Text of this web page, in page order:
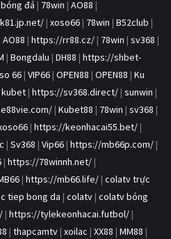
đá | 78win | AO88 |
| xoso66 | 78win | B52club |
AO88 | https://rr88.cz/ | 78win | sv368 |
| Bongdalu | DH88 | https://shbet-
66 | VIP66 | OPEN88 | OPEN88 | Ku
kubet | https://sv368.direct/ | sunwin |
| Kubet88 | 78win | sv368 |
| https://keonhacai55.bet/ |
| Sv368 | Vip66 | https://mb66p.com/ |
| https://78winnh.net/ |
| https://mb66.life/ | colatv trực
tiep bong da | colatv | colatv bóng
| https://tylekeonhacai.futbol/ |
| thapcamtv | xoilac | XX88 | MM88 |